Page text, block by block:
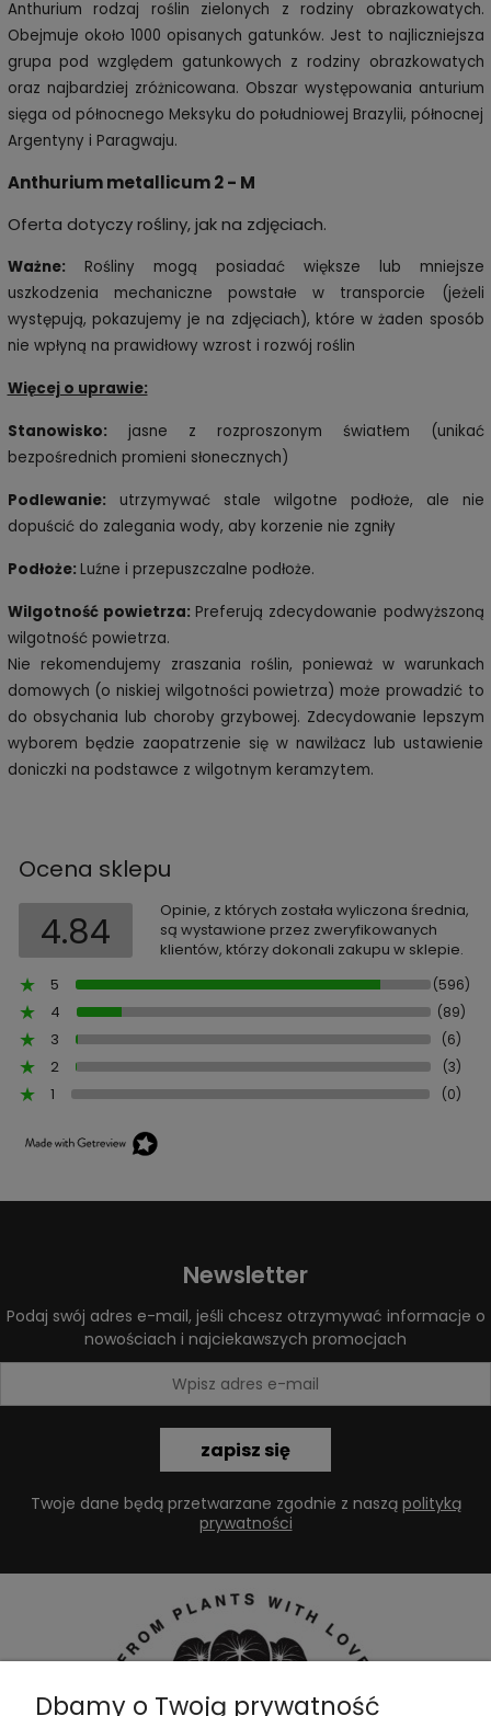
Anthurium rodzaj roślin zielonych z rodziny obrazkowatych.
Obejmuje około 1000 opisanych gatunków. Jest to najliczniejsza
grupa pod względem gatunkowych z rodziny obrazkowatych
oraz najbardziej zróżnicowana. Obszar występowania anturium
sięga od północnego Meksyku do południowej Brazylii, północnej
Argentyny i Paragwaju.
Anthurium metallicum 2 - M
Oferta dotyczy rośliny, jak na zdjęciach.
Ważne: Rośliny mogą posiadać większe lub mniejsze
uszkodzenia mechaniczne powstałe w transporcie (jeżeli
występują, pokazujemy je na zdjęciach), które w żaden sposób
nie wpłyną na prawidłowy wzrost i rozwój roślin
Więcej o uprawie:
Stanowisko: jasne z rozproszonym światłem (unikać
bezpośrednich promieni słonecznych)
Podlewanie: utrzymywać stale wilgotne podłoże, ale nie
dopuścić do zalegania wody, aby korzenie nie zgniły
Podłoże: Luźne i przepuszczalne podłoże.
Wilgotność powietrza: Preferują zdecydowanie podwyższoną
wilgotność powietrza.
Nie rekomendujemy zraszania roślin, ponieważ w warunkach
domowych (o niskiej wilgotności powietrza) może prowadzić to
do obsychania lub choroby grzybowej. Zdecydowanie lepszym
wyborem będzie zaopatrzenie się w nawilżacz lub ustawienie
doniczki na podstawce z wilgotnym keramzytem.
Ocena sklepu
4.84
Opinie, z których została wyliczona średnia,
są wystawione przez zweryfikowanych
klientów, którzy dokonali zakupu w sklepie.
5
(596)
4 (89)
3 (6)
2 (3)
1 (0)
Newsletter
Podaj swój adres e-mail, jeśli chcesz otrzymywać informacje o
nowościach i najciekawszych promocjach
zapisz się
Twoje dane będą przetwarzane zgodnie z naszą polityką
prywatności
Dbamy o Twoją prywatność